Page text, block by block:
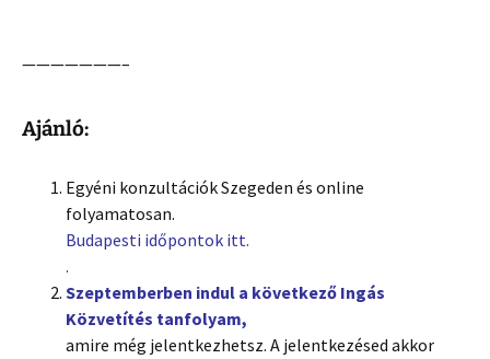
———————–
Ajánló:
Egyéni konzultációk Szegeden és online
folyamatosan.
Budapesti időpontok itt.
.
Szeptemberben indul a következő Ingás
Közvetítés tanfolyam,
amire még jelentkezhetsz. A jelentkezésed akkor